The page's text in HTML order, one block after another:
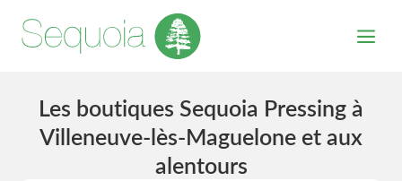
Les boutiques Sequoia Pressing à
Villeneuve-lès-Maguelone et aux
alentours